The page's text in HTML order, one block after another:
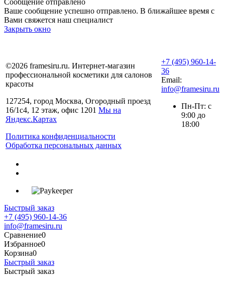
Ваше сообщение успешно отправлено. В ближайшее время с
Вами свяжется наш специалист
Закрыть окно
©2026 framesiru.ru. Интернет-магазин
профессиональной косметики для салонов
красоты
127254, город Москва, Огородный проезд
16/1с4, 12 этаж, офис 1201 Мы на
Яндекс.Картах
Политика конфиденциальности
Обработка персональных данных
+7 (495) 960-14-
36
Email:
info@framesiru.ru
Пн-Пт: с
9:00 до
18:00
Быстрый заказ
+7 (495) 960-14-36
info@framesiru.ru
Сравнение0
Избранное0
Корзина0
Быстрый заказ
Быстрый заказ